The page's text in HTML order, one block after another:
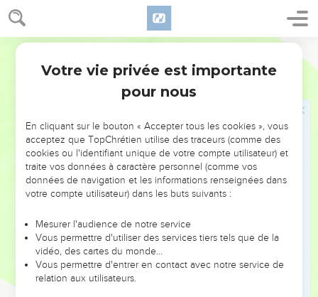
1 Rois 5
d'olives vierge. Voilà ce que Salomon donna chaque année à
Hiram.
L'Eternel avait donné de la sagesse à Salomon, comme il
firent alliance ensemble.
Le roi Salomon leva sur tout Israël 30'000 hommes de
corvée.
Il les envoya au Liban, 10'000 par mois alternativement. Ils
étaient un mois au Liban et deux mois chez eux. Adoniram
Salomon disposait encore de 70'000 hommes pour porter
les fardeaux et de 80'000 pour tailler les pierres dans la
montagne,
30
Votre vie privée est importante
pour nous
En cliquant sur le bouton « Accepter tous les cookies », vous
acceptez que TopChrétien utilise des traceurs (comme des
cookies ou l'identifiant unique de votre compte utilisateur) et
traite vos données à caractère personnel (comme vos
données de navigation et les informations renseignées dans
votre compte utilisateur) dans les buts suivants :
Mesurer l'audience de notre service
Vous permettre d'utiliser des services tiers tels que de la
vidéo, des cartes du monde…
Vous permettre d'entrer en contact avec notre service de
relation aux utilisateurs.